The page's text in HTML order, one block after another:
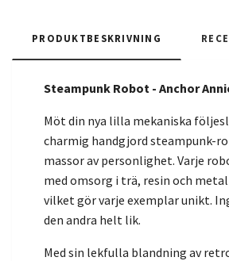
PRODUKTBESKRIVNING
Steampunk Robot - Anchor
Möt din nya lilla mekaniska
charmig handgjord steampunk-
massor av personlighet. Varje
med omsorg i trä, resin och
vilket gör varje exemplar unikt.
den andra helt lik.
Med sin lekfulla blandning av